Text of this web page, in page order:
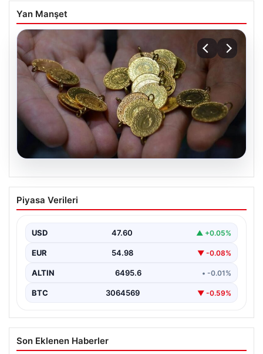
Yan Manşet
05.08.2026
14 Nisan 2026 Altın Fiyatları Güncel
Durum Ve Analizler
çeken altın piyasası, küresel gelişmeler ve jeopolitik…
Piyasa Verileri
USD 47.60 ▲ +0.05%
EUR 54.98 ▼ -0.08%
ALTIN 6495.6 • -0.01%
BTC 3064569 ▼ -0.59%
Son Eklenen Haberler